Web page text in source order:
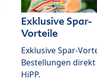
Exklusive Spar-
Vorteile
Exklusive Spar-
Bestellungen direkt
HiPP.